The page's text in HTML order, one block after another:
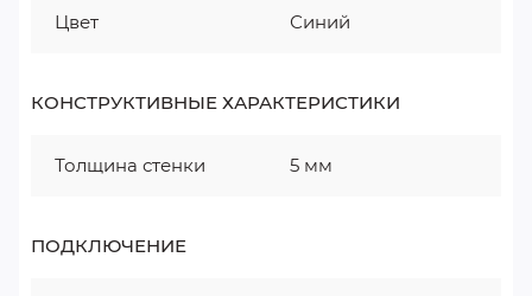
Цвет Синий
КОНСТРУКТИВНЫЕ ХАРАКТЕРИСТИКИ
Толщина стенки 5 мм
ПОДКЛЮЧЕНИЕ